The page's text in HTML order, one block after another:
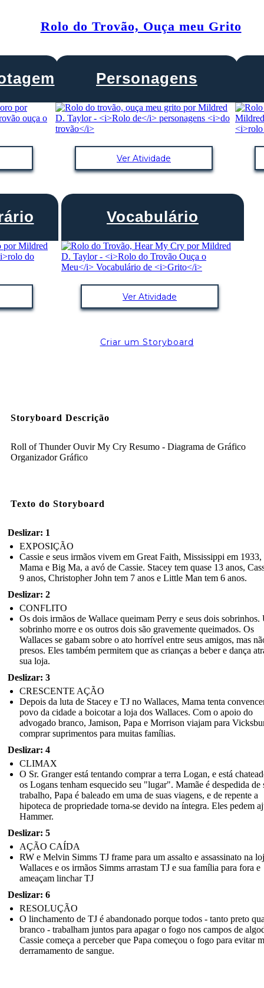
Rolo do Trovão, Ouça meu Grito
Personagens
Ver Atividade
Vocabulário
Ver Atividade
Criar um Storyboard
Storyboard Descrição
Roll of Thunder Ouvir My Cry Resumo - Diagrama de Gráfico
Organizador Gráfico
Texto do Storyboard
Deslizar: 1
EXPOSIÇÃO
Cassie e seus irmãos vivem em Great Faith, Mississippi em 1933,
Mama e Big Ma, a avó de Cassie. Stacey tem quase 13 anos,
9 anos, Christopher John tem 7 anos e Little Man tem 6 anos.
Deslizar: 2
CONFLITO
Os dois irmãos de Wallace queimam Perry e seus dois sobrinhos.
sobrinho morre e os outros dois são gravemente queimados. Os
Wallaces se gabam sobre o ato horrível entre seus amigos, mas
presos. Eles também permitem que as crianças a beber e dança
sua loja.
Deslizar: 3
CRESCENTE AÇÃO
Depois da luta de Stacey e TJ no Wallaces, Mama tenta
povo da cidade a boicotar a loja dos Wallaces. Com o apoio do
advogado branco, Jamison, Papa e Morrison viajam para
comprar suprimentos para muitas famílias.
Deslizar: 4
CLIMAX
O Sr. Granger está tentando comprar a terra Logan, e está
os Logans tenham esquecido seu "lugar". Mamãe é despedida de
trabalho, Papa é baleado em uma de suas viagens, e de repente a
hipoteca de propriedade torna-se devido na íntegra. Eles pedem
Hammer.
Deslizar: 5
AÇÃO CAÍDA
RW e Melvin Simms TJ frame para um assalto e assassinato na
Wallaces e os irmãos Simms arrastam TJ e sua família para fora e
ameaçam linchar TJ
Deslizar: 6
RESOLUÇÃO
O linchamento de TJ é abandonado porque todos - tanto preto
branco - trabalham juntos para apagar o fogo nos campos de
Cassie começa a perceber que Papa começou o fogo para evitar
derramamento de sangue.